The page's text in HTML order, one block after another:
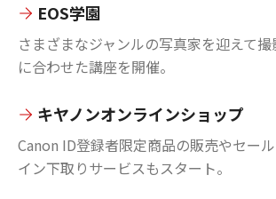
EOS学園
さまざまなジャンルの写真家を迎えて
に合わせた講座を開催。
キヤノンオンラインショップ
Canon ID登録者限定商品の販売やセー
イン下取りサービスもスタート。